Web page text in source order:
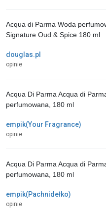
douglas.pl
opinie
Acqua di Parma Woda
Signature Oud & Spice 180 ml
empik(Your Fragrance)
opinie
Acqua Di Parma Acqua di
perfumowana, 180 ml
empik(Pachnidełko)
opinie
Acqua Di Parma Acqua di
perfumowana, 180 ml